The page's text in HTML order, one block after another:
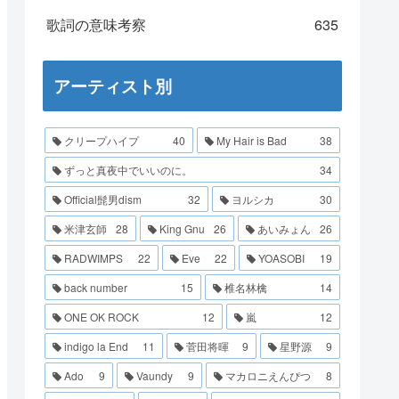
歌詞の意味考察 635
アーティスト別
クリープハイプ 40 My Hair is Bad
38
ずっと真夜中でいいのに。
34
Official髭男dism
32 ヨルシカ
30
米津玄師 28 King Gnu 26 あいみょん
26
RADWIMPS
22 Eve 22 YOASOBI
19
back number
15 椎名林檎
14
ONE OK ROCK
12 嵐
12
indigo la End
11 菅田将暉 9 星野源
9
Ado
9 Vaundy 9 マカロニえんぴつ
8